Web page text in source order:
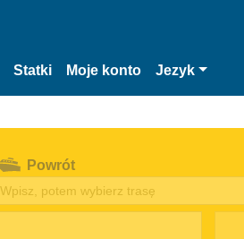
Statki Moje konto Jezyk
Powrót